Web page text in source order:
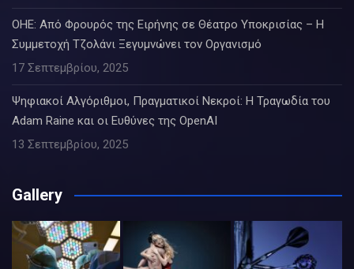
ΟΗΕ: Από Φρουρός της Ειρήνης σε Θέατρο Υποκρισίας – Η
Συμμετοχή Τζολάνι Ξεγυμνώνει τον Οργανισμό
17 Σεπτεμβρίου, 2025
Ψηφιακοί Αλγόριθμοι, Πραγματικοί Νεκροί: Η Τραγωδία του
Adam Raine και οι Ευθύνες της OpenAI
13 Σεπτεμβρίου, 2025
Gallery